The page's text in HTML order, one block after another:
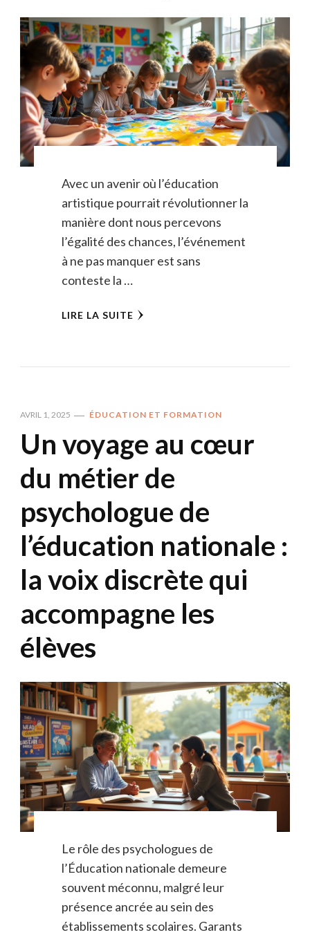
Avec un avenir où l’éducation
artistique pourrait révolutionner la
manière dont nous percevons
l’égalité des chances, l’événement
à ne pas manquer est sans
conteste la …
LIRE LA SUITE
AVRIL 1, 2025 ÉDUCATION ET FORMATION
Un voyage au cœur
du métier de
psychologue de
l’éducation nationale :
la voix discrète qui
accompagne les
élèves
Le rôle des psychologues de
l’Éducation nationale demeure
souvent méconnu, malgré leur
présence ancrée au sein des
établissements scolaires. Garants